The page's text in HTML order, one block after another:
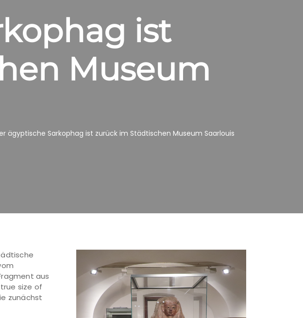
ist
Museum
ägyptische Sarkophag ist zurück im Städtischen Museum Saarlouis
aus
size of
zunächst